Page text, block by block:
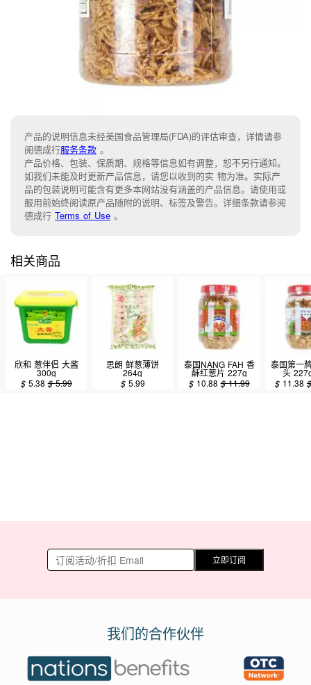
产品的说明信息未经美国食品管理局(FDA)的评估审查，详情请参
阅德成行服务条款 。
产品价格、包装、保质期、规格等信息如有调整，恕不另行通知。
如我们未能及时更新产品信息，请您以收到的实 物为准。实际产
品的包装说明可能含有更多本网站没有涵盖的产品信息。请使用或
服用前始终阅读原产品随附的说明、标签及警告。详细条款请参阅
德成行 Terms of Use 。
相关商品
欣和 葱伴侣 大酱
300g
$ 5.38 $5.99
思朗 鲜葱薄饼
264g
$ 5.99
泰国NANG FAH 香
酥红葱片 227g
$ 10.88 $11.99
泰国第一
头
$ 11.38
立即订阅
我们的合作伙伴